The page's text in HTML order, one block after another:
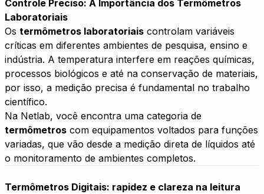
Controle Preciso: A Importância dos Termômetros
Laboratoriais
Os termômetros laboratoriais controlam variáveis
críticas em diferentes ambientes de pesquisa, ensino e
indústria. A temperatura interfere em reações químicas,
processos biológicos e até na conservação de materiais,
por isso, a medição precisa é fundamental no trabalho
científico.
Na Netlab, você encontra uma categoria de
termômetros com equipamentos voltados para funções
variadas, que vão desde a medição direta de líquidos até
o monitoramento de ambientes completos.
Termômetros Digitais: rapidez e clareza na leitura